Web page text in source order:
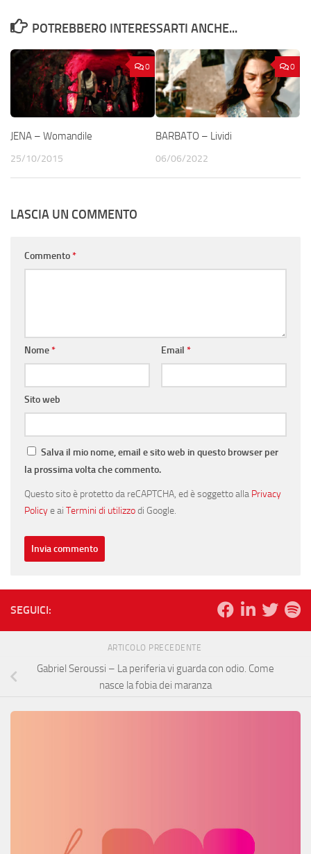
POTREBBERO INTERESSARTI ANCHE...
0
JENA – Womandile
25/10/2015
0
BARBATO – Lividi
06/06/2022
LASCIA UN COMMENTO
Commento*
Nome* Email *
Sito web
Salva il mio nome, email e sito web in questo browser per
la prossima volta che commento.
Questo sito è protetto da reCAPTCHA, ed è soggetto alla Privacy
Policye ai Termini di utilizzodi Google.
SEGUICI:
ARTICOLO PRECEDENTE
Gabriel Seroussi – La periferia vi guarda con odio. Come
nasce la fobia dei maranza